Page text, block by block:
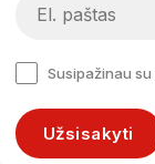
Susipažinau su
Užsisakyti